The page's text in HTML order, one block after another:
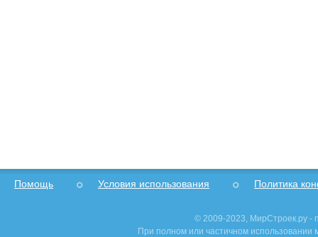
Помощь Условия использования Политика
© 2009-2023, МирСтроек.ру -
При полном или частичном использовании